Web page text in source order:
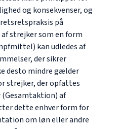
og konsekvenser, og
på
strejker som en form
) kan udledes af
der sikrer
desto mindre gælder
strejker, der opfattes
(Gesamtaktion) af
dette enhver form for
om løn eller andre